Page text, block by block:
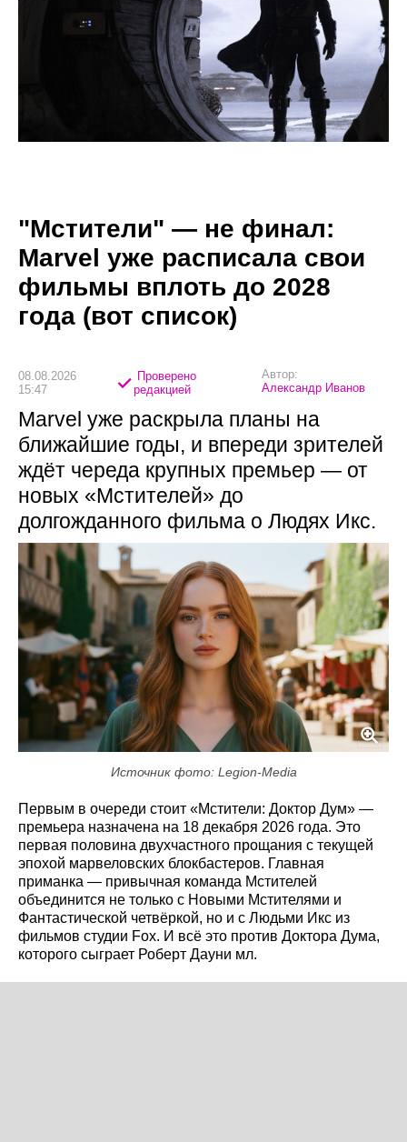
"Мстители" — не финал:
Marvel уже расписала свои
фильмы вплоть до 2028
года (вот список)
08.08.2026
15:47
Проверено
редакцией
Автор:
Александр Иванов
Marvel уже раскрыла планы на
ближайшие годы, и впереди зрителей
ждёт череда крупных премьер — от
новых «Мстителей» до
долгожданного фильма о Людях Икс.
Источник фото: Legion-Media
Первым в очереди стоит «Мстители: Доктор Дум» —
премьера назначена на 18 декабря 2026 года. Это
первая половина двухчастного прощания с текущей
эпохой марвеловских блокбастеров. Главная
приманка — привычная команда Мстителей
объединится не только с Новыми Мстителями и
Фантастической четвёркой, но и с Людьми Икс из
фильмов студии Fox. И всё это против Доктора Дума,
которого сыграет Роберт Дауни мл.